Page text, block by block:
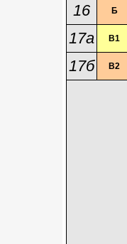
16 Б
17а В1
17б В2